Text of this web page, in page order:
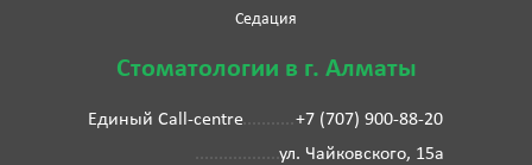
Седация
Стоматологии в г. Алматы
Единый Call-centre
+7 (707) 900-88-20
ул. Чайковского, 15а